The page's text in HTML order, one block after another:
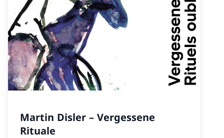
Martin Disler – Vergessene
Rituale